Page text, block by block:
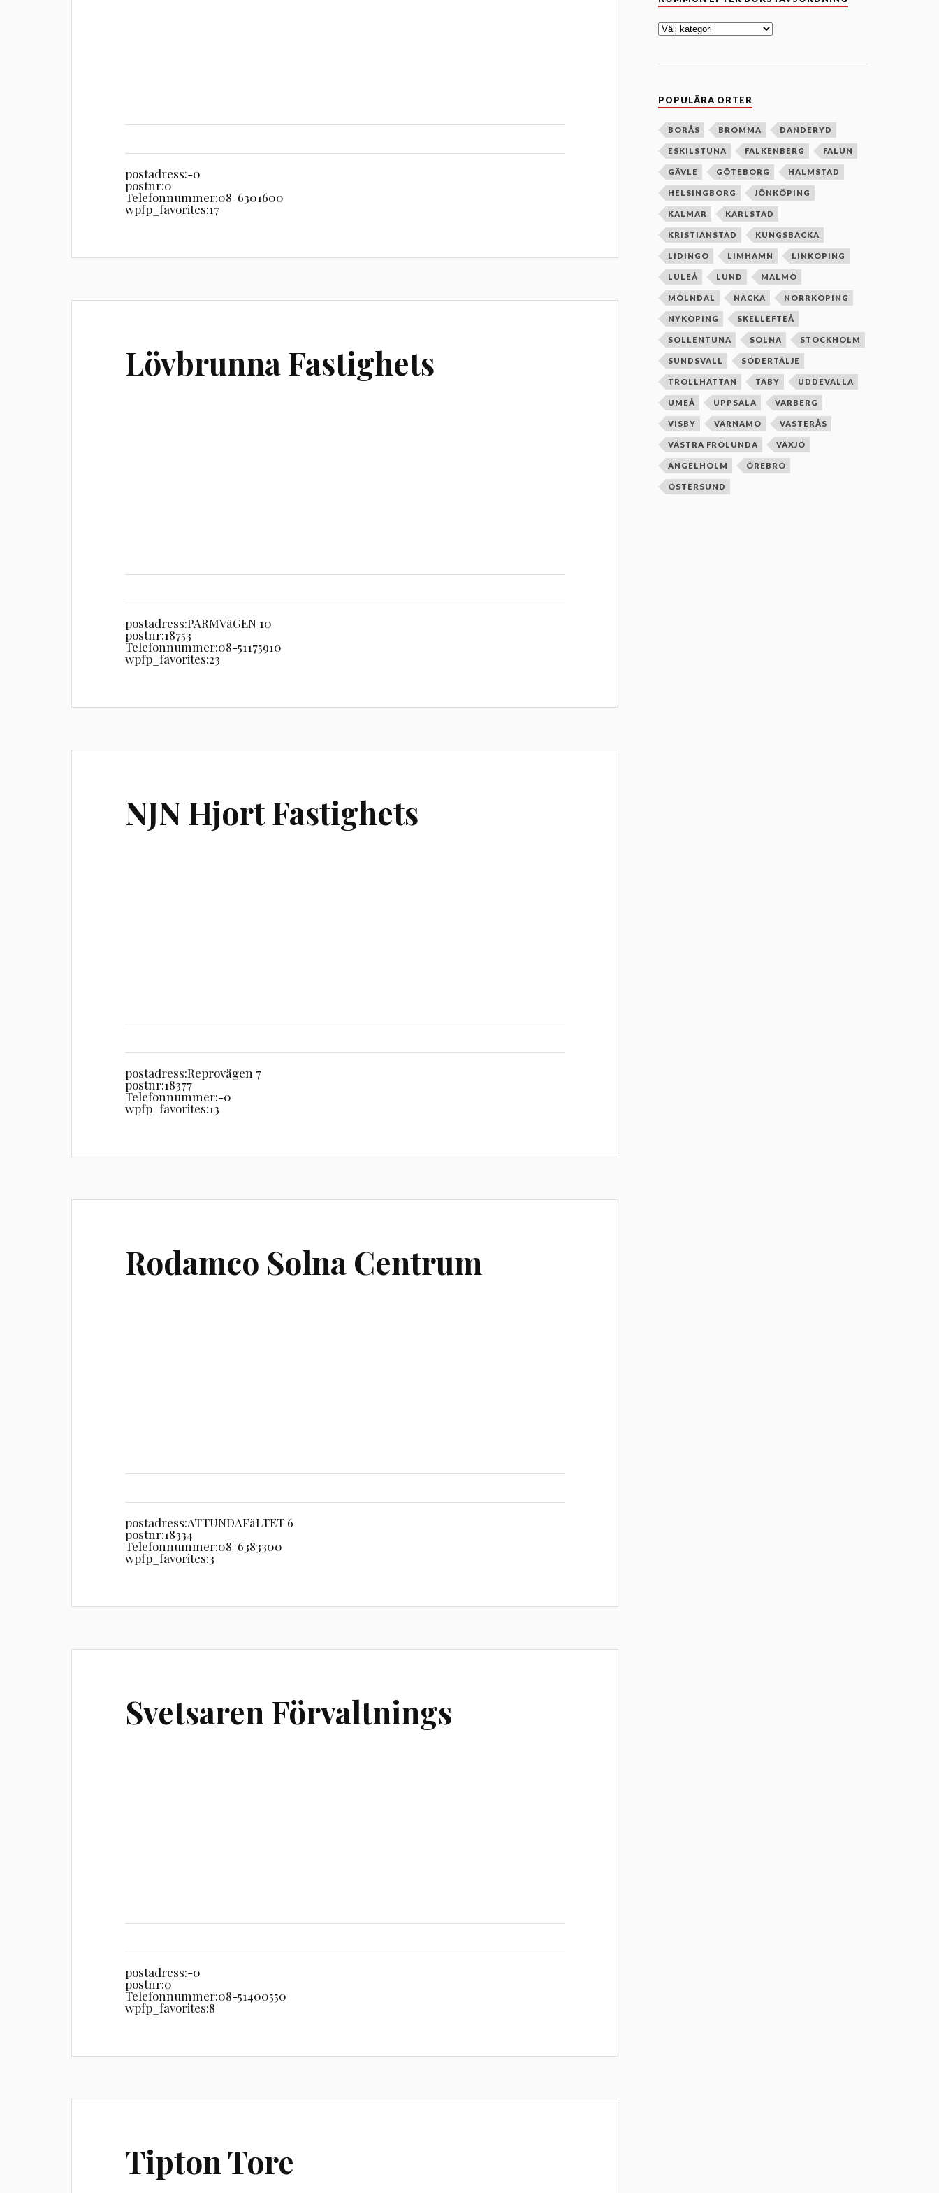
postadress:-0
postnr:0
Telefonnummer:08-6301600
wpfp_favorites:17
Lövbrunna Fastighets
postadress:PARMVäGEN 10
postnr:18753
Telefonnummer:08-51175910
wpfp_favorites:23
NJN Hjort Fastighets
postadress:Reprovägen 7
postnr:18377
Telefonnummer:-0
wpfp_favorites:13
Rodamco Solna Centrum
postadress:ATTUNDAFäLTET 6
postnr:18334
Telefonnummer:08-6383300
wpfp_favorites:3
Svetsaren Förvaltnings
postadress:-0
postnr:0
Telefonnummer:08-51400550
wpfp_favorites:8
Tipton Tore
e
k
s
n
POPULÄRA ORTER
BORÅS BROMMA DANDERYD
ESKILSTUNA FALKENBERG FALUN
GÄVLE GÖTEBORG HALMSTAD
HELSINGBORG JÖNKÖPING
KALMAR KARLSTAD
KRISTIANSTAD KUNGSBACKA
LIDINGÖ LIMHAMN LINKÖPING
LULEÅ LUND MALMÖ
MÖLNDAL NACKA NORRKÖPING
NYKÖPING SKELLEFTEÅ
SOLLENTUNA SOLNA STOCKHOLM
SUNDSVALL SÖDERTÄLJE
TROLLHÄTTAN TÄBY UDDEVALLA
UMEÅ UPPSALA VARBERG
VISBY VÄRNAMO VÄSTERÅS
VÄSTRA FRÖLUNDA VÄXJÖ
ÄNGELHOLM ÖREBRO
ÖSTERSUND